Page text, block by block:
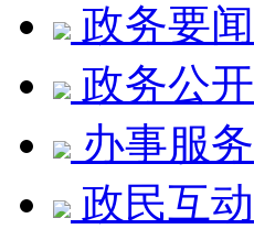
政务要闻
政务公开
办事服务
政民互动